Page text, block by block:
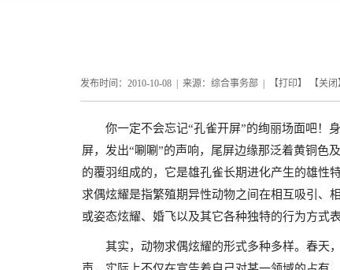
发布时间：2010-10-08 | 来源：综合事务部 | 【打印】 【关闭
你一定不会忘记“孔雀开屏”的绚丽场面吧！
屏，发出“唰唰”的声响，尾屏边缘那泛着黄铜色
的覆羽组成的，它是雄孔雀长期进化产生的雄性
求偶炫耀是指繁殖期异性动物之间在相互吸引、
或姿态炫耀、婚飞以及其它各种独特的行为方式表
其实，动物求偶炫耀的形式多种多样。春天